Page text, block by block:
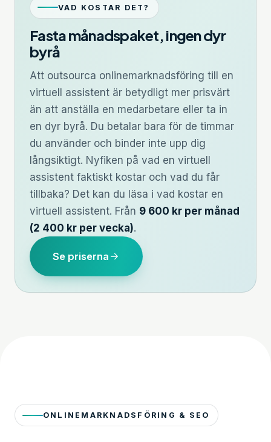
VAD KOSTAR DET?
Fasta månadspaket, ingen dyr
byrå
Att outsourca onlinemarknadsföring till en
virtuell assistent är betydligt mer prisvärt
än att anställa en medarbetare eller ta in
en dyr byrå. Du betalar bara för de timmar
du använder och binder inte upp dig
långsiktigt. Nyfiken på vad en virtuell
assistent faktiskt kostar och vad du får
tillbaka? Det kan du läsa i vad kostar en
virtuell assistent. Från 9 600 kr per månad
(2 400 kr per vecka).
Se priserna
ONLINEMARKNADSFÖRING & SEO